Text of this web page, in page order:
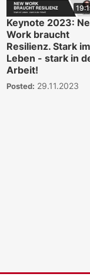
Keynote 2023:
Work braucht
Resilienz. Stark im
Leben - stark in
Arbeit!
Posted: 29.11.2023